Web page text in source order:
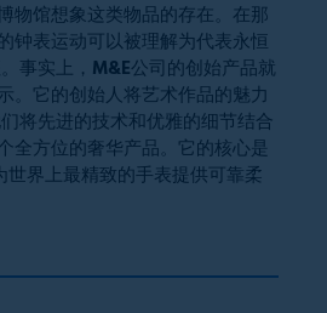
物馆想象这类物品的存在。在那
钟表运动可以被理解为代表永恒
事实上，M&E公司的创始产品就
。它的创始人将艺术作品的魅力
将先进的技术和优雅的细节结合
全方位的奢华产品。它的核心是
世界上最精致的手表提供可靠柔